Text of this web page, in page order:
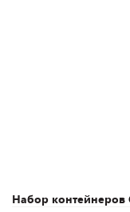
Набор контейнеров